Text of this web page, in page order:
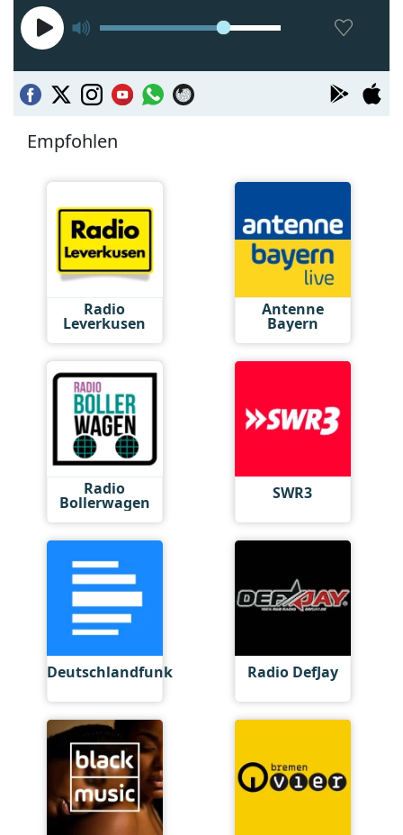
Empfohlen
Radio
Leverkusen
Antenne
Bayern
Radio
Bollerwagen SWR3
Deutschlandfunk Radio DefJay